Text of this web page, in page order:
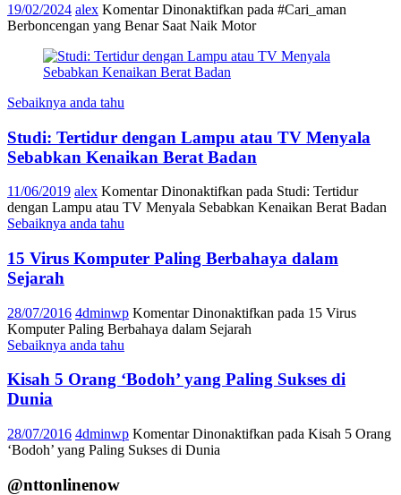
19/02/2024 alex Komentar Dinonaktifkan pada #Cari_aman
Berboncengan yang Benar Saat Naik Motor
Sebaiknya anda tahu
Studi: Tertidur dengan Lampu atau TV Menyala
Sebabkan Kenaikan Berat Badan
11/06/2019 alex Komentar Dinonaktifkan pada Studi: Tertidur
dengan Lampu atau TV Menyala Sebabkan Kenaikan Berat Badan
Sebaiknya anda tahu
15 Virus Komputer Paling Berbahaya dalam
Sejarah
28/07/2016 4dminwp Komentar Dinonaktifkan pada 15 Virus
Komputer Paling Berbahaya dalam Sejarah
Sebaiknya anda tahu
Kisah 5 Orang ‘Bodoh’ yang Paling Sukses di
Dunia
28/07/2016 4dminwp Komentar Dinonaktifkan pada Kisah 5 Orang
‘Bodoh’ yang Paling Sukses di Dunia
@nttonlinenow